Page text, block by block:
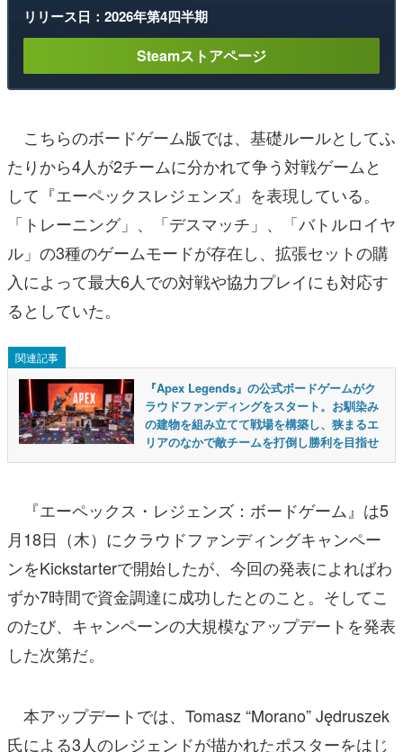
リリース日：2026年第4四半期
Steamストアページ
こちらのボードゲーム版では、基礎ルールとしてふ
たりから4人が2チームに分かれて争う対戦ゲームと
して『エーペックスレジェンズ』を表現している。
「トレーニング」、「デスマッチ」、「バトルロイヤ
ル」の3種のゲームモードが存在し、拡張セットの購
入によって最大6人での対戦や協力プレイにも対応す
るとしていた。
関連記事
『Apex Legends』の公式ボードゲームがク
ラウドファンディングをスタート。お馴染み
の建物を組み立てて戦場を構築し、狭まるエ
リアのなかで敵チームを打倒し勝利を目指せ
『エーペックス・レジェンズ：ボードゲーム』は5
月18日（木）にクラウドファンディングキャンペー
ンをKickstarterで開始したが、今回の発表によればわ
ずか7時間で資金調達に成功したとのこと。そしてこ
のたび、キャンペーンの大規模なアップデートを発表
した次第だ。
本アップデートでは、Tomasz “Morano” Jędruszek
氏による3人のレジェンドが描かれたポスターをはじ